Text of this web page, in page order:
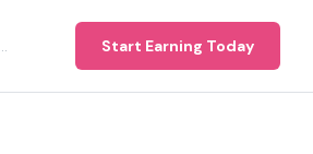
Start Earning Today